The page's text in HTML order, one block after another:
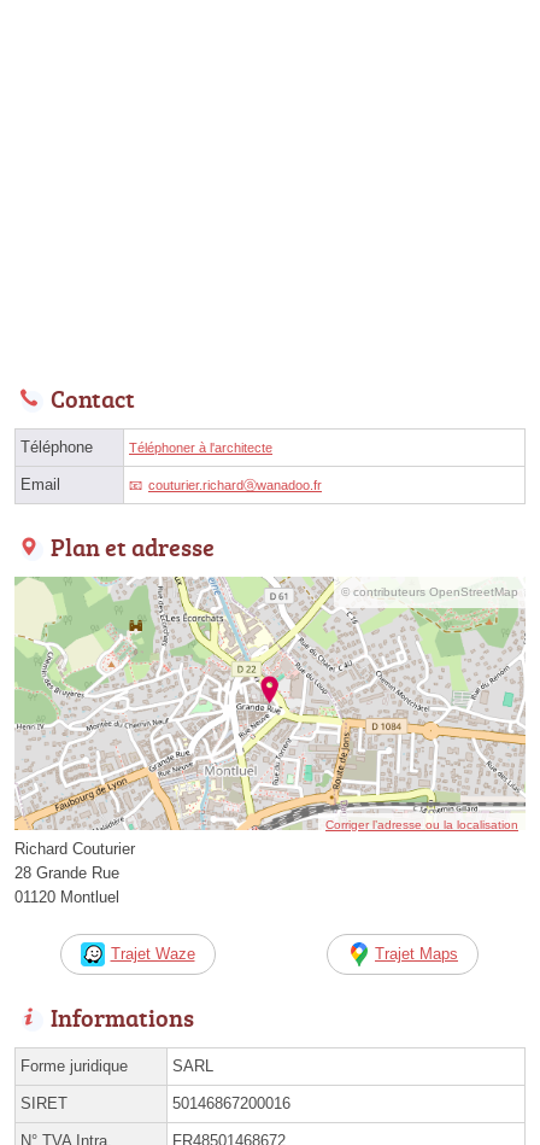
Contact
Téléphone Téléphoner à l'architecte
Email couturier.richardⓐwanadoo.fr
Plan et adresse
© contributeurs OpenStreetMap
Corriger l’adresse ou la localisation
Richard Couturier
28 Grande Rue
01120 Montluel
Trajet Waze Trajet Maps
Informations
Forme juridique SARL
SIRET 50146867200016
N° TVA Intra. FR48501468672